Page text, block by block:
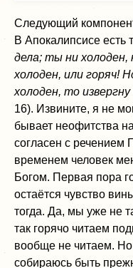
Следующий
В Апокалипсисе есть
дела; ты ни
холоден, или горяч!
холоден, то
16). Извините, я не
бывает неофитства
согласен с речением
временем человек
Богом. Первая пора
остаётся чувство
тогда. Да, мы уже не
так горячо читаем
вообще не читаем. Но
собираюсь быть